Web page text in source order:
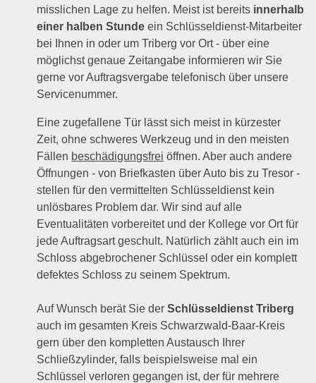
misslichen Lage zu helfen. Meist ist bereits innerhalb
einer halben Stunde ein Schlüsseldienst-Mitarbeiter
bei Ihnen in oder um Triberg vor Ort - über eine
möglichst genaue Zeitangabe informieren wir Sie
gerne vor Auftragsvergabe telefonisch über unsere
Servicenummer.
Eine zugefallene Tür lässt sich meist in kürzester
Zeit, ohne schweres Werkzeug und in den meisten
Fällen beschädigungsfrei öffnen. Aber auch andere
Öffnungen - von Briefkasten über Auto bis zu Tresor -
stellen für den vermittelten Schlüsseldienst kein
unlösbares Problem dar. Wir sind auf alle
Eventualitäten vorbereitet und der Kollege vor Ort für
jede Auftragsart geschult. Natürlich zählt auch ein im
Schloss abgebrochener Schlüssel oder ein komplett
defektes Schloss zu seinem Spektrum.
Auf Wunsch berät Sie derSchlüsseldienst Triberg
auch im gesamten Kreis Schwarzwald-Baar-Kreis
gern über den kompletten Austausch Ihrer
Schließzylinder, falls beispielsweise mal ein
Schlüssel verloren gegangen ist, der für mehrere